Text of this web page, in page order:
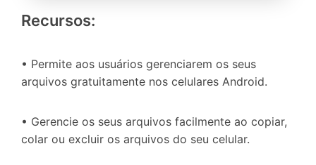
Recursos:
• Permite aos usuários gerenciarem os seus
arquivos gratuitamente nos celulares Android.
• Gerencie os seus arquivos facilmente ao copiar,
colar ou excluir os arquivos do seu celular.